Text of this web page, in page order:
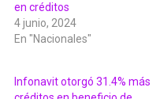
en créditos
4 junio, 2024
En "Nacionales"
Infonavit otorgó 31.4% más